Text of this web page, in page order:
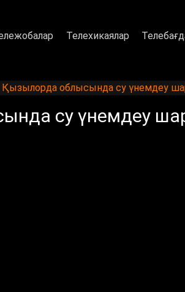
Телехикаялар
Қызылорда облысында су үнемдеу
су үнемдеу